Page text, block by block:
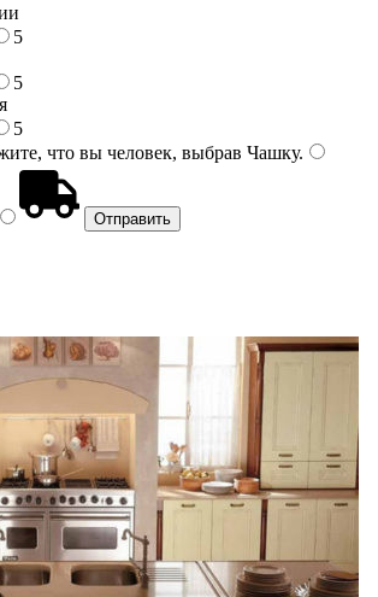
5
5
5
что вы человек, выбрав Чашку.